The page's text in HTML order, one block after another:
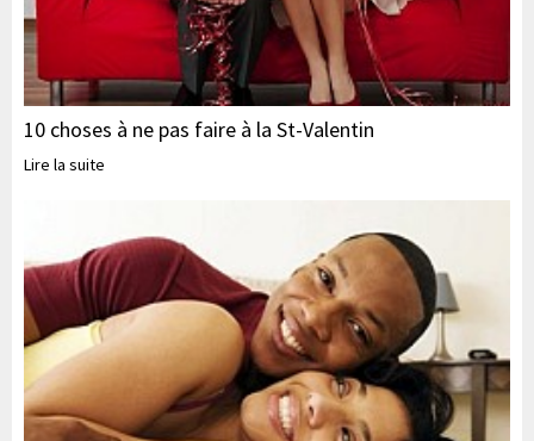
10 choses à ne pas faire à la St-Valentin
Lire la suite